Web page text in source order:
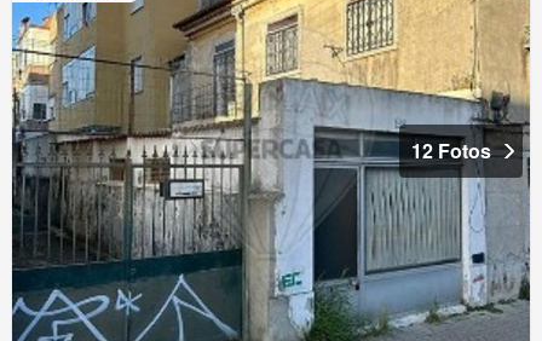
12 Fotos